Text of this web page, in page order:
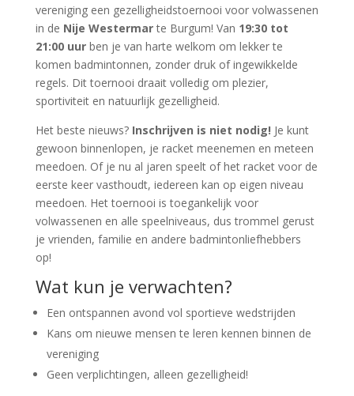
vereniging een gezelligheidstoernooi voor volwassenen
in de Nije Westermarte Burgum! Van 19:30 tot
21:00 uurben je van harte welkom om lekker te
komen badmintonnen, zonder druk of ingewikkelde
regels. Dit toernooi draait volledig om plezier,
sportiviteit en natuurlijk gezelligheid.
Het beste nieuws? Inschrijven is niet nodig! Je kunt
gewoon binnenlopen, je racket meenemen en meteen
meedoen. Of je nu al jaren speelt of het racket voor de
eerste keer vasthoudt, iedereen kan op eigen niveau
meedoen. Het toernooi is toegankelijk voor
volwassenen en alle speelniveaus, dus trommel gerust
je vrienden, familie en andere badmintonliefhebbers
op!
Wat kun je verwachten?
Een ontspannen avond vol sportieve wedstrijden
Kans om nieuwe mensen te leren kennen binnen de
vereniging
Geen verplichtingen, alleen gezelligheid!